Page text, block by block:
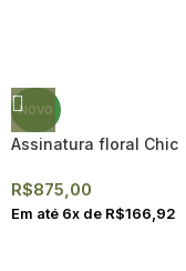
NOVO
Assinatura floral Chic
R$875,00
Em até 6x de R$166,92